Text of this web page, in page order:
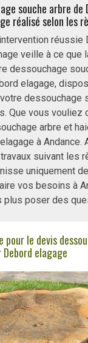
souche arbre de
réalisé selon les
réussie
veille à ce que
dessouchage
elagage,
dessouchage
Que vous vouliez
arbre et
à Andance.
suivant les
uniquement
vos besoins à
plus poser des
le devis
elagage